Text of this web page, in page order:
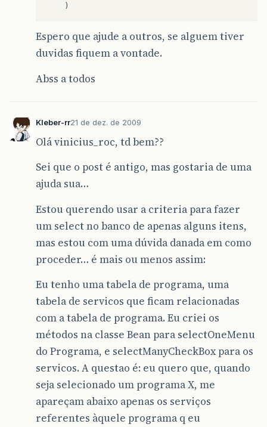
Espero que ajude a outros, se alguem tiver
duvidas fiquem a vontade.
Abss a todos
Kleber-rr21 de dez. de 2009
Olá vinicius_roc, td bem??
Sei que o post é antigo, mas gostaria de uma
ajuda sua…
Estou querendo usar a criteria para fazer
um select no banco de apenas alguns itens,
mas estou com uma dúvida danada em como
proceder… é mais ou menos assim:
Eu tenho uma tabela de programa, uma
tabela de servicos que ficam relacionadas
com a tabela de programa. Eu criei os
métodos na classe Bean para selectOneMenu
do Programa, e selectManyCheckBox para os
servicos. A questao é: eu quero que, quando
seja selecionado um programa X, me
apareçam abaixo apenas os serviços
referentes àquele programa q eu